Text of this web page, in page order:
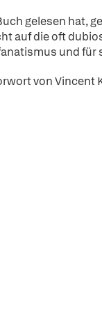
gelesen hat,
auf die oft
und
von Vincent